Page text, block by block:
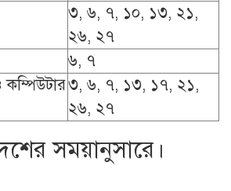
৩, ৬, ৭, ১০, ১৩, ২১,
২৬, ২৭
৬, ৭
কম্পিউটার৩, ৬, ৭, ১৩, ১৭, ২১,
২৬, ২৭
সময়ানুসারে।